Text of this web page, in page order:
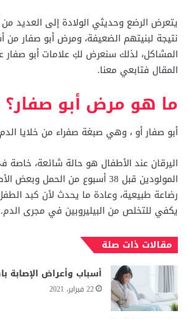
يتعرض الرضع وحديثي الولادة إلى العديد
نتيجة لبنيتهم الضعيفة، ومرض أبو صفار
المشاكل، لذلك سنعرض لكِ علامات أبو صفار
المقال فتابعي معنا.
ما هو مرض أبو صفار؟
أبو صفار أو ، وهي صبغة صفراء من خلايا الدم
اليرقان عند الأطفال هو حالة شائعة، خاصة
المولودين قبل 38 أسبوع من الحمل
رضاعة طبيعية، وعادة ما يحدث لأن كبد
يكفي للتخلص من البيليروبين في مجرى الدم.
مقالات ذات صلة
أسباب وأعراض الإصابة
22 فبراير، 2021